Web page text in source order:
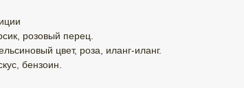
розовый перец.
цвет, роза, иланг-иланг.
бензоин.